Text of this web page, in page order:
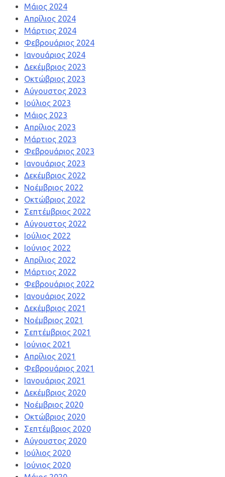
Μάιος 2024
Απρίλιος 2024
Μάρτιος 2024
Φεβρουάριος 2024
Ιανουάριος 2024
Δεκέμβριος 2023
Οκτώβριος 2023
Αύγουστος 2023
Ιούλιος 2023
Μάιος 2023
Απρίλιος 2023
Μάρτιος 2023
Φεβρουάριος 2023
Ιανουάριος 2023
Δεκέμβριος 2022
Νοέμβριος 2022
Οκτώβριος 2022
Σεπτέμβριος 2022
Αύγουστος 2022
Ιούλιος 2022
Ιούνιος 2022
Απρίλιος 2022
Μάρτιος 2022
Φεβρουάριος 2022
Ιανουάριος 2022
Δεκέμβριος 2021
Νοέμβριος 2021
Σεπτέμβριος 2021
Ιούνιος 2021
Απρίλιος 2021
Φεβρουάριος 2021
Ιανουάριος 2021
Δεκέμβριος 2020
Νοέμβριος 2020
Οκτώβριος 2020
Σεπτέμβριος 2020
Αύγουστος 2020
Ιούλιος 2020
Ιούνιος 2020